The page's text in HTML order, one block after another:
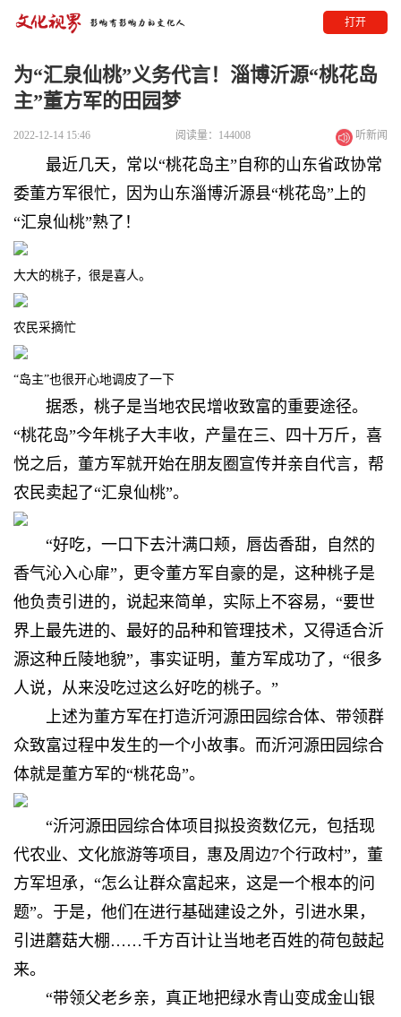
打开
为“汇泉仙桃”义务代言！淄博沂源“桃花岛
主”董方军的田园梦
2022-12-14 15:46 阅读量：144008 听新闻
最近几天， 常以“桃花岛主”自称的山东省政协常
委董方军很忙，因为山东淄博沂源县“桃花岛”上的
“汇泉仙桃”熟了！
大大的桃子，很是喜人。
农民采摘忙
“岛主”也很开心地调皮了一下
据悉， 桃子是当地农民增收致富的重要途径。
“桃花岛”今年桃子大丰收， 产量在三、四十万斤， 喜
悦之后， 董方军就开始在朋友圈宣传并亲自代言， 帮
农民卖起了“汇泉仙桃”。
“好吃，一口下去汁满口颊，唇齿香甜，自然的
香气沁入心扉”，更令董方军自豪的是，这种桃子是
他负责引进的，说起来简单，实际上不容易，“要世
界上最先进的、最好的品种和管理技术，又得适合沂
源这种丘陵地貌”，事实证明，董方军成功了，“很多
人说，从来没吃过这么好吃的桃子。”
上述为董方军在打造沂河源田园综合体、带领群
众致富过程中发生的一个小故事。而沂河源田园综合
体就是董方军的“桃花岛”。
“沂河源田园综合体项目拟投资数亿元，包括现
代农业、文化旅游等项目，惠及周边7个行政村”，董
方军坦承，“怎么让群众富起来，这是一个根本的问
题”。于是，他们在进行基础建设之外，引进水果，
引进蘑菇大棚……千方百计让当地老百姓的荷包鼓起
来。
“带领父老乡亲，真正地把绿水青山变成金山银